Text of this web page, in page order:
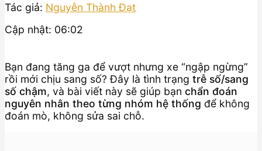
Tác giả: Nguyễn Thành Đạt
Cập nhật: 06:02
Bạn đang tăng ga để vượt nhưng xe “ngập ngừng”
rồi mới chịu sang số? Đây là tình trạng trễ số/sang
số chậm, và bài viết này sẽ giúp bạn chẩn đoán
nguyên nhân theo từng nhóm hệ thống để không
đoán mò, không sửa sai chỗ.